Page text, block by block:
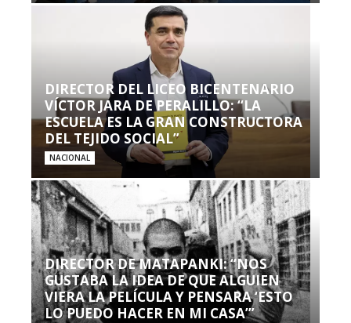
DIRECTOR DEL LICEO BICENTENARIO
VÍCTOR JARA DE PERALILLO: “LA
ESCUELA ES LA GRAN CONSTRUCTORA
DEL TEJIDO SOCIAL”
NACIONAL
DIRECTOR DE MATAPANKI: “NOS
GUSTABA LA IDEA DE QUE ALGUIEN
VIERA LA PELÍCULA Y PENSARA ‘ESTO
LO PUEDO HACER EN MI CASA’”